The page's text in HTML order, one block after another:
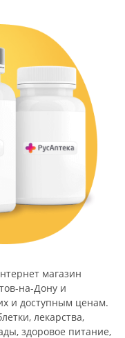
магазин
на-Дону и
и доступным ценам.
лекарства,
здоровое питание,